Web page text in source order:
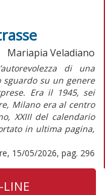
Mariapia Veladiano
di una
su un genere
Era il 1945, sei
Milano era al centro
XXIII del calendario
in ultima pagina,
15/05/2026, pag. 296